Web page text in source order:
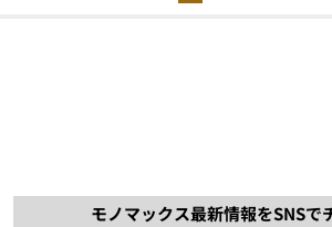
モノマックス最新情報をSNSで